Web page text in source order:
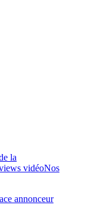
la
vidéoNos
annonceur